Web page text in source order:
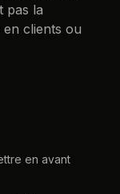
pas la
clients ou
en avant